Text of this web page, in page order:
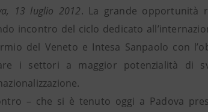
13 luglio 2012. La grande opportunità
incontro del ciclo dedicato
del Veneto e Intesa Sanpaolo con
i settori a maggior potenzialità di
– che si è tenuto oggi a Padova